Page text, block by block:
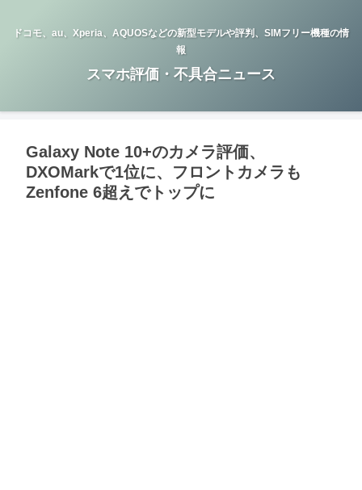
ドコモ、au、Xperia、AQUOSなどの新型モデルや評判、SIMフリー機種の情
報
スマホ評価・不具合ニュース
Galaxy Note 10+のカメラ評価、
DXOMarkで1位に、フロントカメラも
Zenfone 6超えでトップに